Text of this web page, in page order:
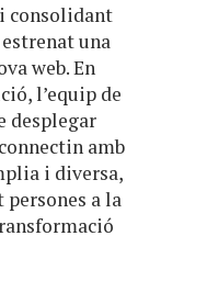
consolidant
una
web. En
l’equip de
desplegar
amb
i diversa,
a la